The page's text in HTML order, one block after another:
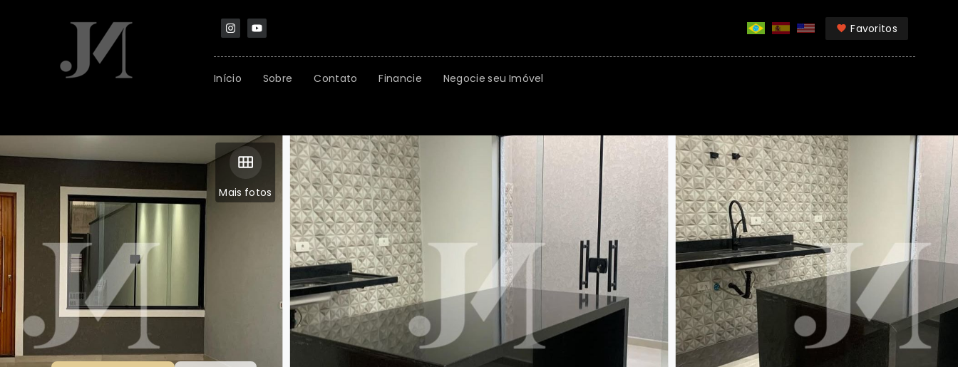
Favoritos
Início Sobre Contato Financie Negocie seu Imóvel
Mais fotos